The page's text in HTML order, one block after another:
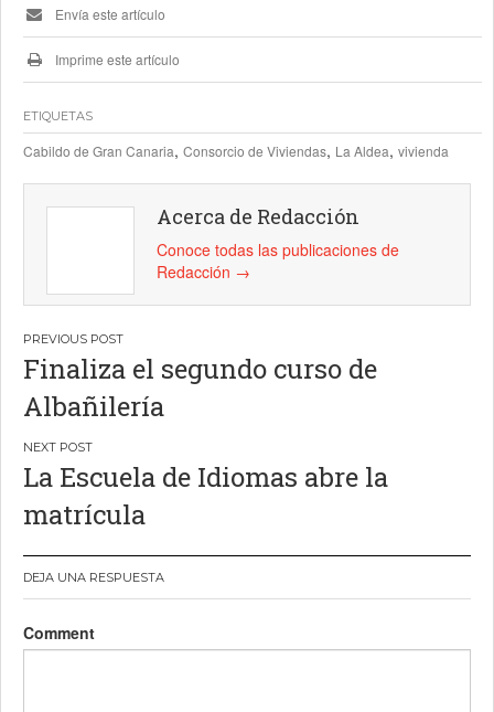
Envía este artículo
Imprime este artículo
ETIQUETAS
Cabildo de Gran Canaria, Consorcio de Viviendas, La Aldea, vivienda
Acerca de Redacción
Conoce todas las publicaciones de
Redacción →
Navegación
de
entradas
Finaliza el segundo curso de
Albañilería
La Escuela de Idiomas abre la
matrícula
DEJA UNA RESPUESTA
Comment